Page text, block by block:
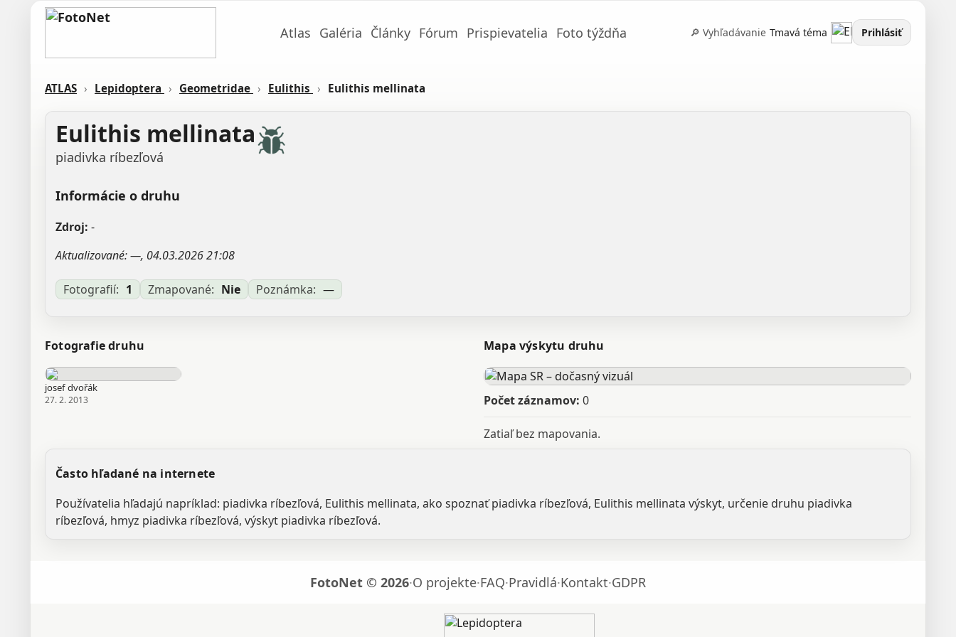
Atlas Galéria Články Fórum Prispievatelia Foto týždňa 🔎 Vyhľadávanie Tmavá téma Prihlásiť
ATLAS › Lepidoptera › Geometridae › Eulithis › Eulithis mellinata
Eulithis mellinata
piadivka ríbezľová
Informácie o druhu
Zdroj: -
Aktualizované: —, 04.03.2026 21:08
Fotografií: 1 Zmapované: Nie Poznámka: —
Fotografie druhu
josef dvořák
27. 2. 2013
Mapa výskytu druhu
Počet záznamov: 0
Zatiaľ bez mapovania.
Často hľadané na internete
Používatelia hľadajú napríklad: piadivka ríbezľová, Eulithis mellinata, ako spoznať piadivka ríbezľová, Eulithis mellinata výskyt, určenie druhu piadivka
ríbezľová, hmyz piadivka ríbezľová, výskyt piadivka ríbezľová.
FotoNet © 2026·O projekte·FAQ·Pravidlá·Kontakt·GDPR